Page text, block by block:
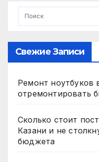
Свежие Записи
Ремонт ноутбуков
отремонтировать
Сколько стоит
Казани и не
бюджета